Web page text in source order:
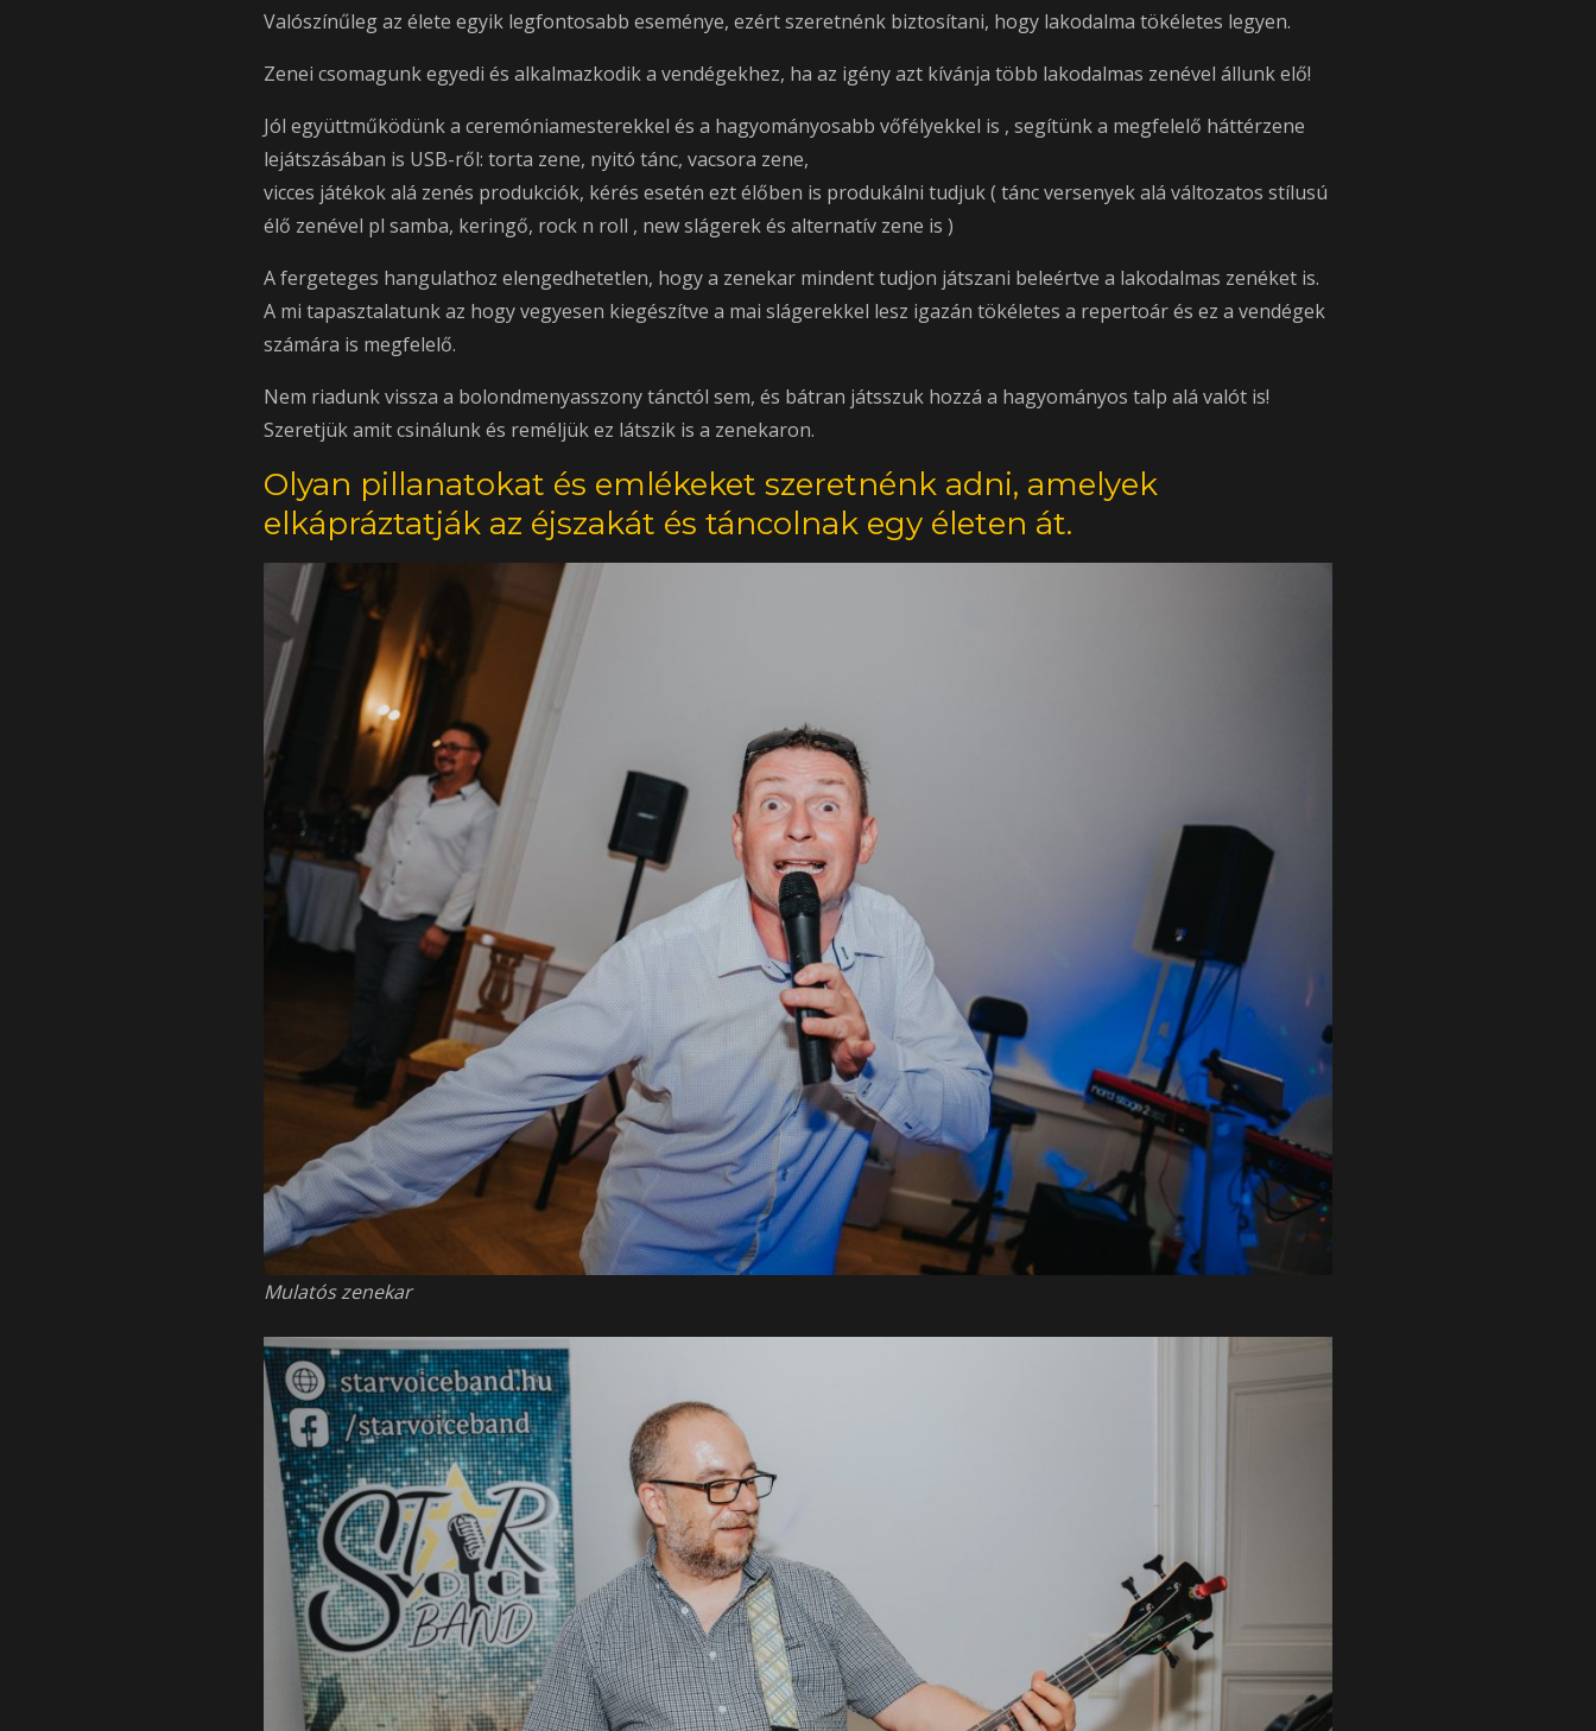
Valószínűleg az élete egyik legfontosabb eseménye, ezért szeretnénk biztosítani, hogy lakodalma tökéletes legyen.
Zenei csomagunk egyedi és alkalmazkodik a vendégekhez, ha az igény azt kívánja több lakodalmas zenével állunk elő!
Jól együttműködünk a ceremóniamesterekkel és a hagyományosabb vőfélyekkel is , segítünk a megfelelő háttérzene
lejátszásában is USB-ről: torta zene, nyitó tánc, vacsora zene,
vicces játékok alá zenés produkciók, kérés esetén ezt élőben is produkálni tudjuk ( tánc versenyek alá változatos stílusú
élő zenével pl samba, keringő, rock n roll , new slágerek és alternatív zene is )
A fergeteges hangulathoz elengedhetetlen, hogy a zenekar mindent tudjon játszani beleértve a lakodalmas zenéket is.
A mi tapasztalatunk az hogy vegyesen kiegészítve a mai slágerekkel lesz igazán tökéletes a repertoár és ez a vendégek
számára is megfelelő.
Nem riadunk vissza a bolondmenyasszony tánctól sem, és bátran játsszuk hozzá a hagyományos talp alá valót is!
Szeretjük amit csinálunk és reméljük ez látszik is a zenekaron.
Olyan pillanatokat és emlékeket szeretnénk adni, amelyek
elkápráztatják az éjszakát és táncolnak egy életen át.
Mulatós zenekar